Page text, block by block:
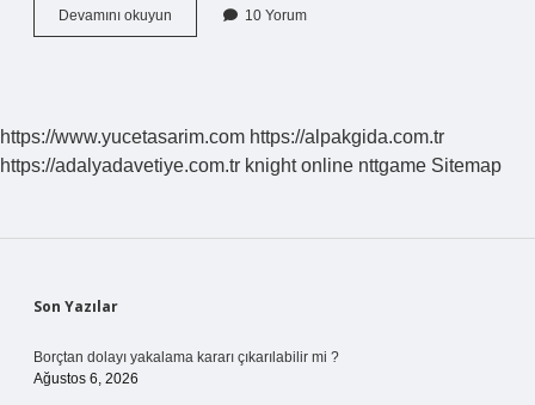
Devamını okuyun Kırıklarda
Kan
10 Yorum
https://www.yucetasarim.com https://alpakgida.com.tr
https://adalyadavetiye.com.tr knight online nttgame Sitemap
Sidebar
Son Yazılar
Borçtan dolayı yakalama kararı çıkarılabilir mi ?
Ağustos 6, 2026